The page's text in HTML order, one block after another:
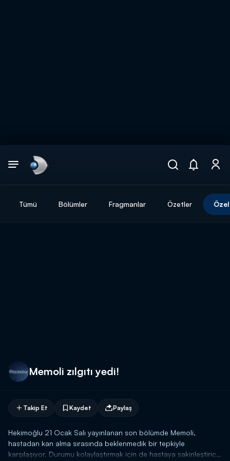
Tümü Bölümler Fragmanlar Özetler
Memoli zılgıtı yedi!
Takip Et Kaydet Paylaş
Hekimoğlu 21 Ocak Salı yayınlanan son bölümde Memoli,
hastadan kan alma sırasında beklenmedik bir tepkiyle
karşılaşıyor. Durumu kolaylaştırmak için de hastaya sakinleştirici